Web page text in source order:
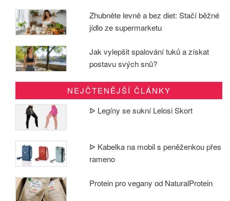
Zhubněte levně a bez diet: Stačí běžné
jídlo ze supermarketu
Jak vylepšit spalování tuků a získat
postavu svých snů?
NEJČTENĚJŠÍ ČLÁNKY
ᐉ Legíny se sukní Lelosi Skort
ᐉ Kabelka na mobil s peněženkou přes
rameno
Protein pro vegany od NaturalProtein